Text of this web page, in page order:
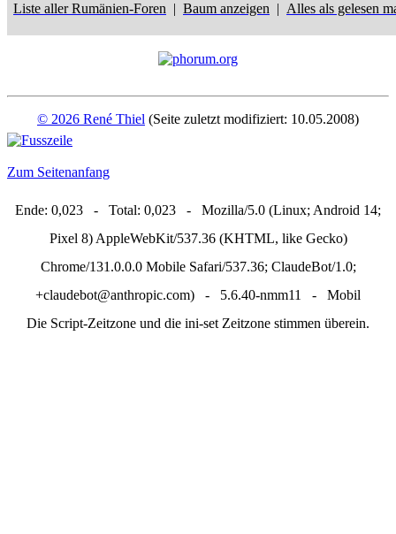
Liste aller Rumänien-Foren | Baum anzeigen | Alles als gelesen
© 2026 René Thiel (Seite zuletzt modifiziert: 10.05.2008)
Zum Seitenanfang
Ende: 0,023 - Total: 0,023 - Mozilla/5.0 (Linux; Android 14;
Pixel 8) AppleWebKit/537.36 (KHTML, like Gecko)
Chrome/131.0.0.0 Mobile Safari/537.36; ClaudeBot/1.0;
+claudebot@anthropic.com) - 5.6.40-nmm11 - Mobil
Die Script-Zeitzone und die ini-set Zeitzone stimmen überein.